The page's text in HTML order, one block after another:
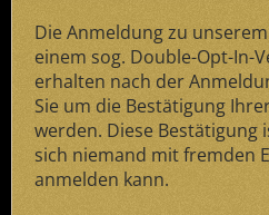
Die Anmeldung zu
einem sog. Double-Opt-In-
erhalten nach der
Sie um die Bestätigung
werden. Diese
sich niemand mit fremden
anmelden kann.